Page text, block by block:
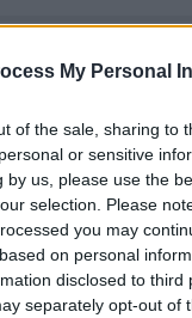
My Personal
of the sale, sharing to
or sensitive
by us, please use the
selection. Please
you may
on personal
disclosed to third
separately opt-out of